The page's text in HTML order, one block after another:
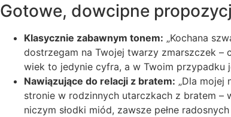
Gotowe, dowcipne
Klasycznie zabawnym tonem: „Kochana
dostrzegam na Twojej twarzy zmarszczek –
wiek to jedynie cyfra, a w Twoim przypadku
Nawiązujące do relacji z bratem: „Dla mojej
stronie w rodzinnych utarczkach z bratem –
niczym słodki miód, zawsze pełne radosnych